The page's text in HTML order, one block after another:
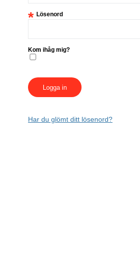
* Lösenord
Kom ihåg mig?
Har du glömt ditt lösenord?